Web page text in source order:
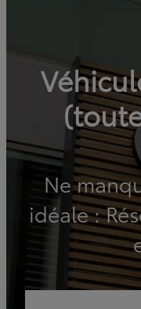
Ne
idéale :